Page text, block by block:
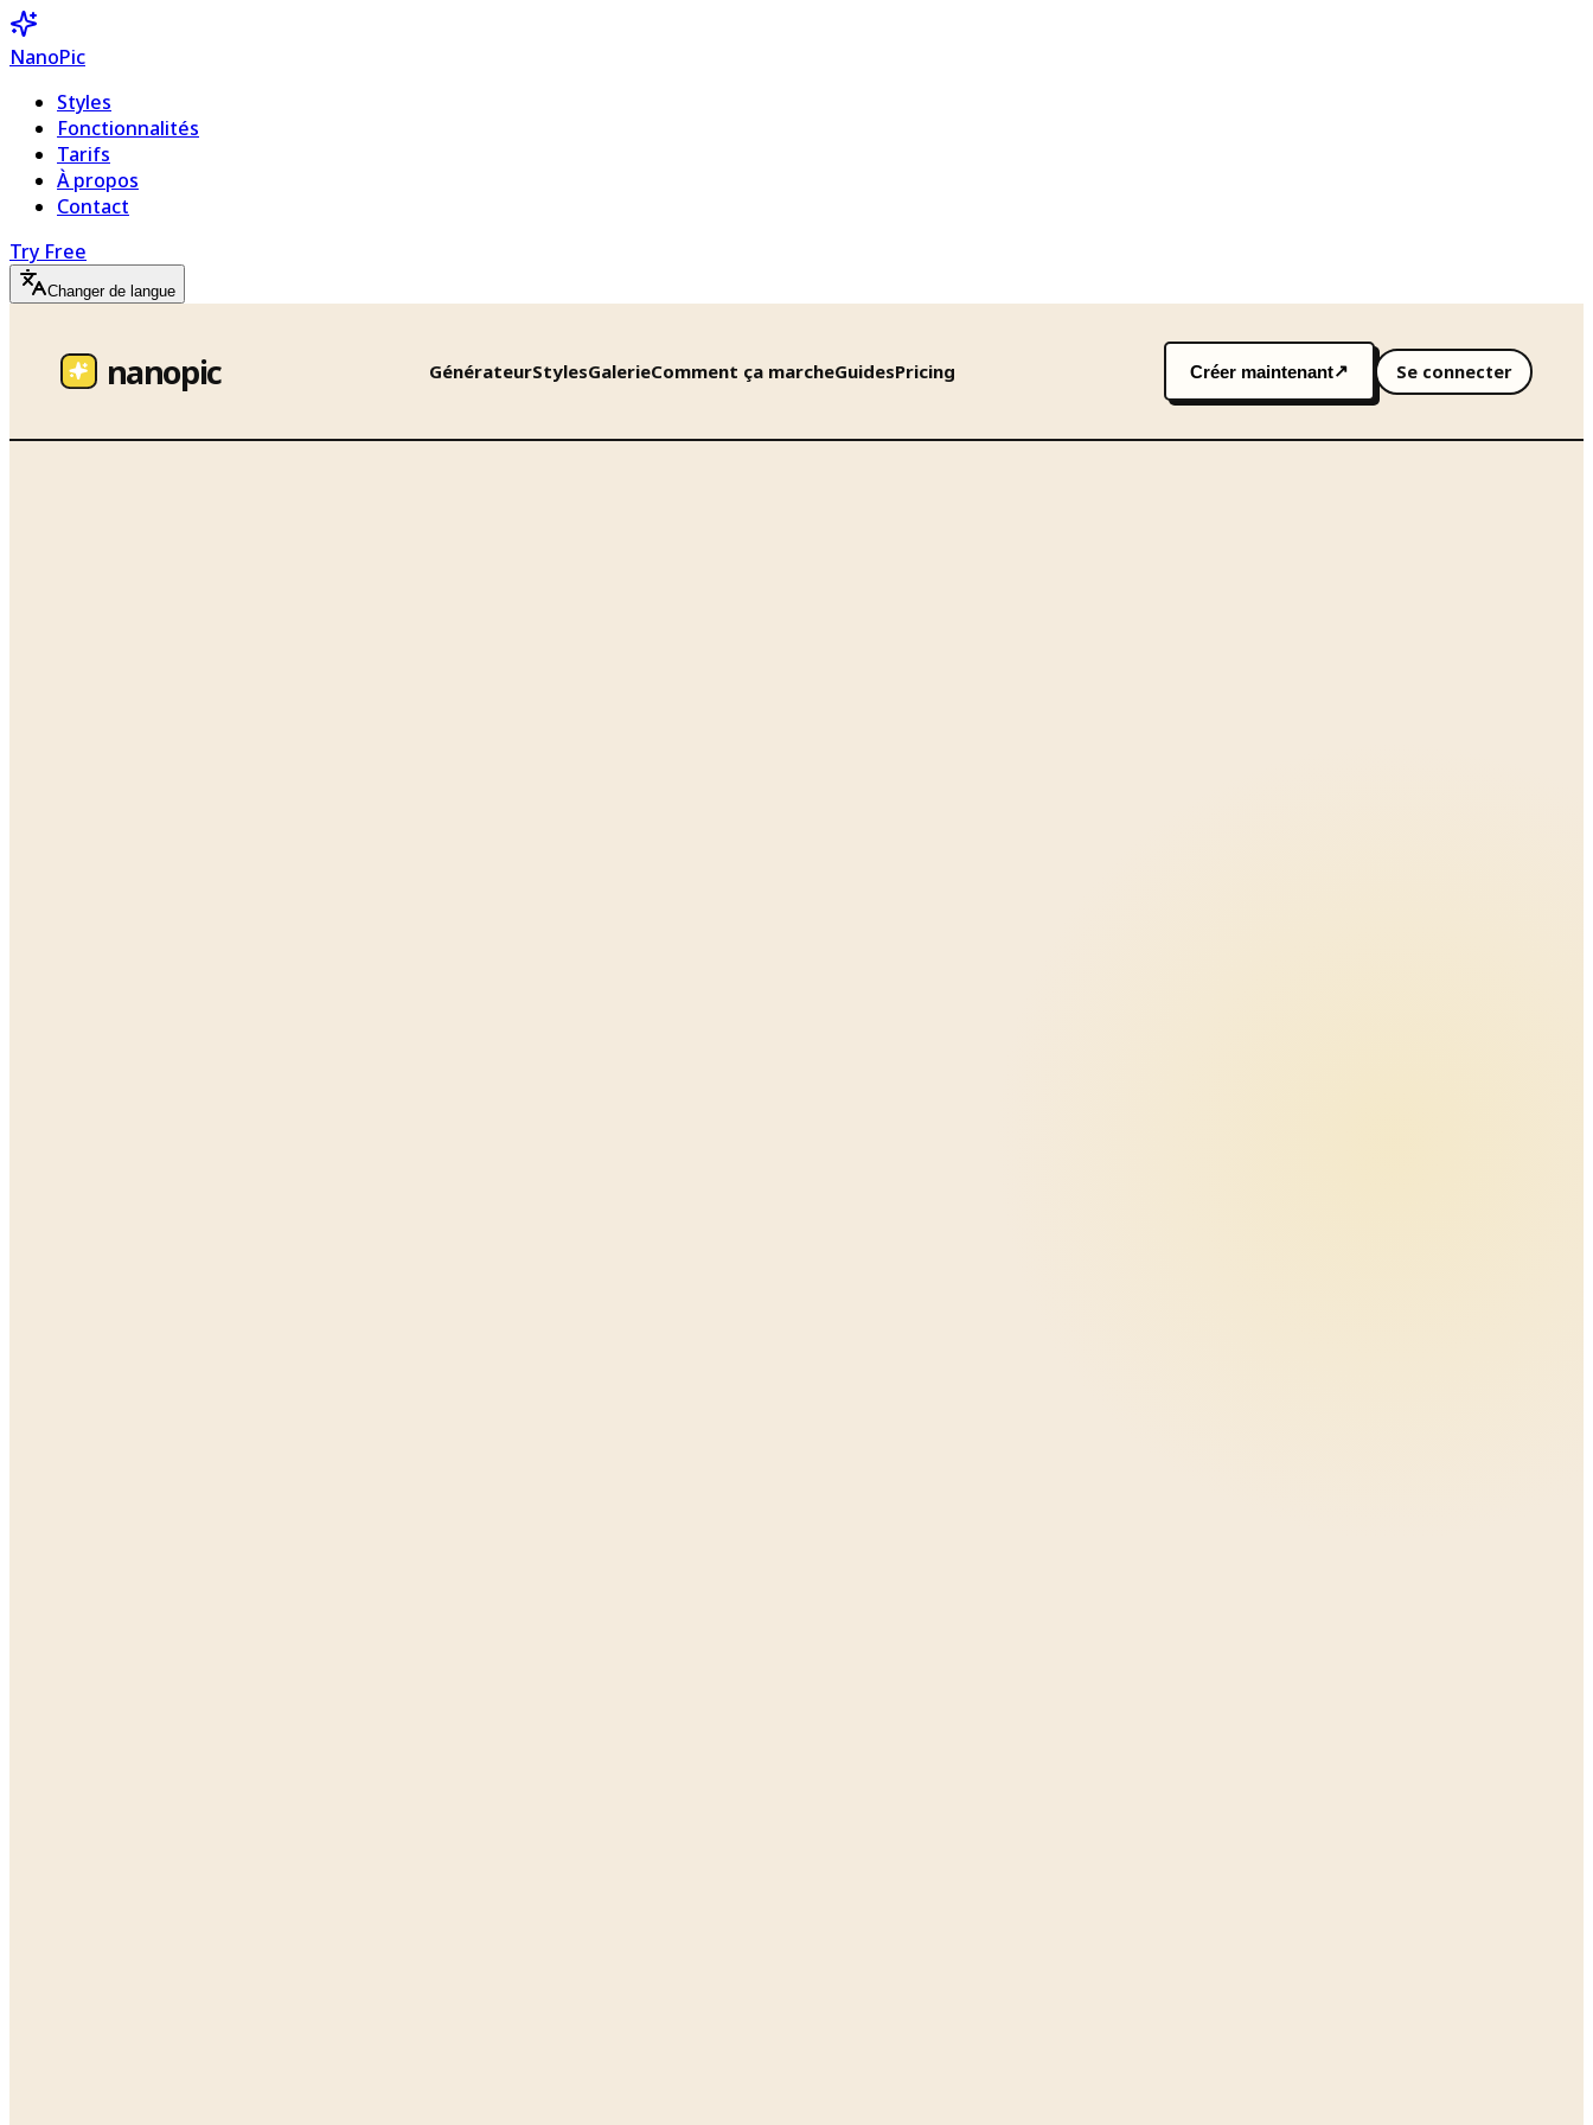
NanoPic
Styles
Fonctionnalités
Tarifs
À propos
Contact
Try Free
Changer de langue
nanopic GénérateurStylesGalerieComment ça marcheGuidesPricing Créer maintenant↗ Se connecter